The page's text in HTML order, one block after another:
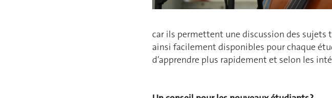
car ils permettent une discussion des sujets
ainsi facilement disponibles pour chaque
d’apprendre plus rapidement et selon les